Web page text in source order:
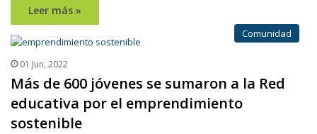
Leer más »
Comunidad
01 Jun, 2022
Más de 600 jóvenes se sumaron a la Red
educativa por el emprendimiento
sostenible